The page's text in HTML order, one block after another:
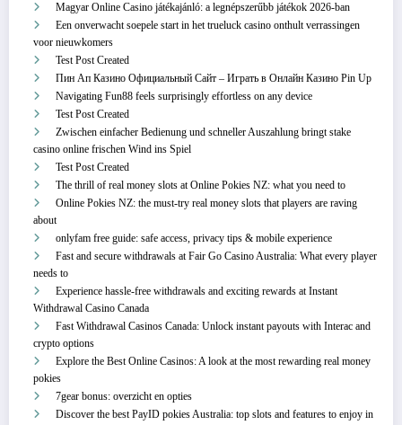
Magyar Online Casino játékajánló: a legnépszerűbb játékok 2026-ban
Een onverwacht soepele start in het trueluck casino onthult verrassingen
voor nieuwkomers
Test Post Created
Пин Ап Казино Официальный Сайт – Играть в Онлайн Казино Pin Up
Navigating Fun88 feels surprisingly effortless on any device
Test Post Created
Zwischen einfacher Bedienung und schneller Auszahlung bringt stake
casino online frischen Wind ins Spiel
Test Post Created
The thrill of real money slots at Online Pokies NZ: what you need to
Online Pokies NZ: the must-try real money slots that players are raving
about
onlyfam free guide: safe access, privacy tips & mobile experience
Fast and secure withdrawals at Fair Go Casino Australia: What every player
needs to
Experience hassle-free withdrawals and exciting rewards at Instant
Withdrawal Casino Canada
Fast Withdrawal Casinos Canada: Unlock instant payouts with Interac and
crypto options
Explore the Best Online Casinos: A look at the most rewarding real money
pokies
7gear bonus: overzicht en opties
Discover the best PayID pokies Australia: top slots and features to enjoy in